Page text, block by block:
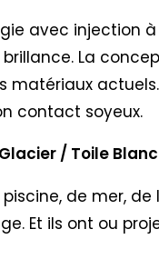
avec injection
La
contact soyeux.
/ Toile
de mer,
Et ils ont ou